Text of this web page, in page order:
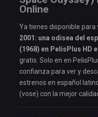
Online
Ya tienes disponible para
2001: una odisea del
(1968) en PelisPlus HD
gratis. Solo en en
confianza para ver y
estrenos en español
(vose) con la mejor